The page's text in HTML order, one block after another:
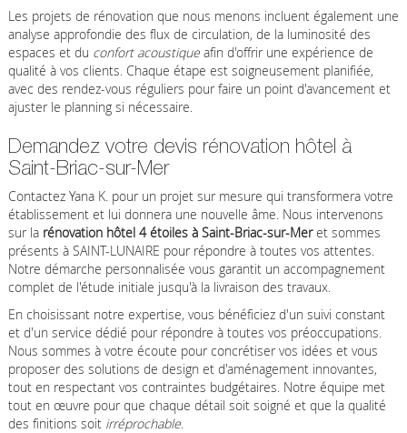
Les projets de rénovation que nous menons incluent également une
analyse approfondie des flux de circulation, de la luminosité des
espaces et du confort acoustiqueafin d'offrir une expérience de
qualité à vos clients. Chaque étape est soigneusement planifiée,
avec des rendez-vous réguliers pour faire un point d'avancement et
ajuster le planning si nécessaire.
Demandez votre devis rénovation hôtel à
Saint-Briac-sur-Mer
Contactez Yana K. pour un projet sur mesure qui transformera votre
établissement et lui donnera une nouvelle âme. Nous intervenons
sur la rénovation hôtel 4 étoiles à Saint-Briac-sur-Meret sommes
présents à SAINT-LUNAIRE pour répondre à toutes vos attentes.
Notre démarche personnalisée vous garantit un accompagnement
complet de l'étude initiale jusqu'à la livraison des travaux.
En choisissant notre expertise, vous bénéficiez d'un suivi constant
et d'un service dédié pour répondre à toutes vos préoccupations.
Nous sommes à votre écoute pour concrétiser vos idées et vous
proposer des solutions de design et d'aménagement innovantes,
tout en respectant vos contraintes budgétaires. Notre équipe met
tout en œuvre pour que chaque détail soit soigné et que la qualité
des finitions soit irréprochable.